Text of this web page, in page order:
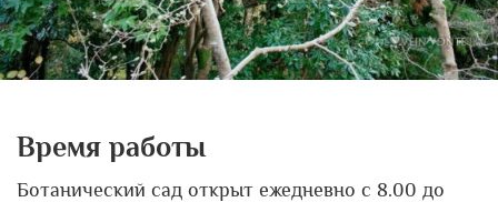
Время работы
Ботанический сад открыт ежедневно с 8.00 до